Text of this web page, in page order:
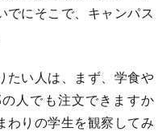
でにそこで、キャンパス
い人は、まず、学食や
人でも注文できますか
わりの学生を観察してみ